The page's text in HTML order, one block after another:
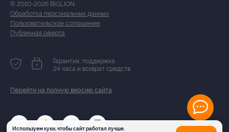
Используем куки, чтобы сайт работал лучше.
© 2010-2026 BIGLION
Обработка персональных данных
Пользовательское соглашение
Публичная оферта
Гарантия, поддержка
24 часа и возврат средств
Перейти на полную версию сайта